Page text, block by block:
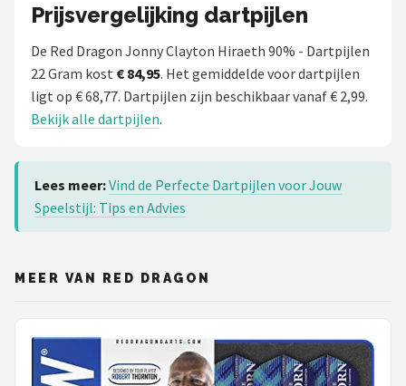
Prijsvergelijking dartpijlen
De Red Dragon Jonny Clayton Hiraeth 90% - Dartpijlen
22 Gram kost € 84,95. Het gemiddelde voor dartpijlen
ligt op € 68,77. Dartpijlen zijn beschikbaar vanaf € 2,99.
Bekijk alle dartpijlen.
Lees meer:Vind de Perfecte Dartpijlen voor Jouw
Speelstijl: Tips en Advies
MEER VAN RED DRAGON